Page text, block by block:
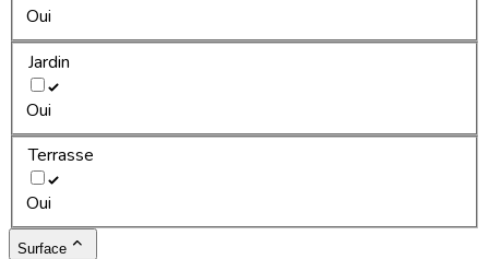
Oui
Jardin
Oui
Terrasse
Oui
Surface